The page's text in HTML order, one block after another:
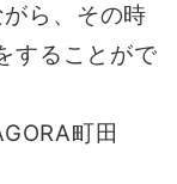
ら、その時
することがで